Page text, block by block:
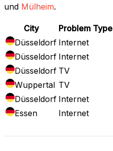
und Mülheim.
City Problem Type
Düsseldorf Internet
Düsseldorf Internet
Düsseldorf TV
Wuppertal TV
Düsseldorf Internet
Essen
Internet